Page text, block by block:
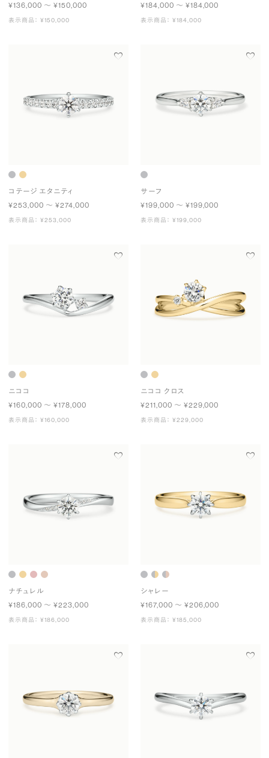
¥136,000 〜 ¥150,000
表示商品： ¥150,000
¥184,000 〜 ¥184,000
表示商品： ¥184,000
コテージ エタニティ
¥253,000 〜 ¥274,000
表示商品： ¥253,000
サーフ
¥199,000 〜 ¥199,000
表示商品： ¥199,000
ニココ
¥160,000 〜 ¥178,000
表示商品： ¥160,000
ニココ クロス
¥211,000 〜 ¥229,000
表示商品： ¥229,000
ナチュレル
¥186,000 〜 ¥223,000
表示商品： ¥186,000
シャレー
¥167,000 〜 ¥206,000
表示商品： ¥185,000